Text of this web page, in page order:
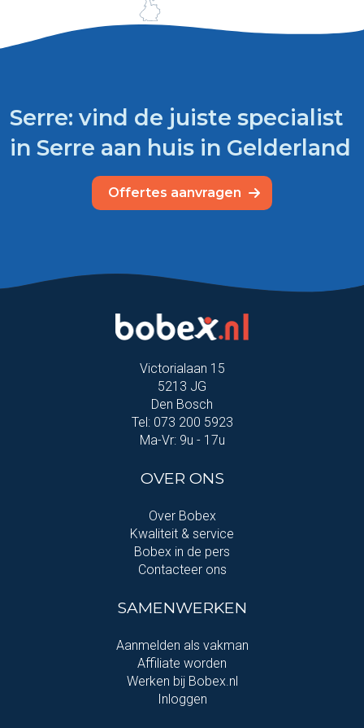
Serre: vind de juiste specialist
in Serre aan huis in Gelderland
Offertes aanvragen
Victorialaan 15
5213 JG
Den Bosch
Tel: 073 200 5923
Ma-Vr: 9u - 17u
OVER ONS
Over Bobex
Kwaliteit & service
Bobex in de pers
Contacteer ons
SAMENWERKEN
Aanmelden als vakman
Affiliate worden
Werken bij Bobex.nl
Inloggen